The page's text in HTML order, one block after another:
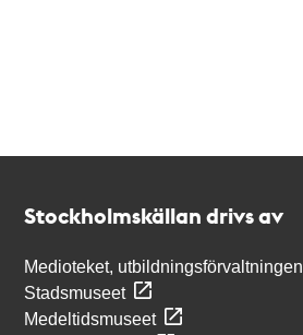
Stockholmskällan drivs av
Medioteket, utbildningsförvaltningen
Stadsmuseet
Medeltidsmuseet